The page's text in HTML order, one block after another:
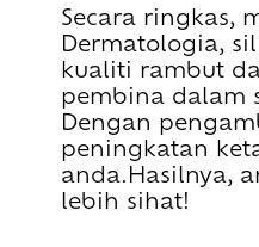
​​Secara ringkas,
Dermatologia,
kualiti rambut
pembina dalam
Dengan
peningkatan
anda.Hasilnya,
lebih sihat!